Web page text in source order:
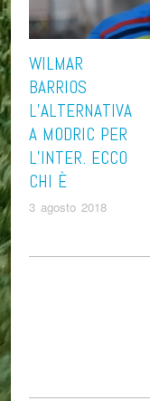
WILMAR
BARRIOS
L’ALTERNATIVA
A MODRIC PER
L’INTER. ECCO
CHI È
3 agosto 2018